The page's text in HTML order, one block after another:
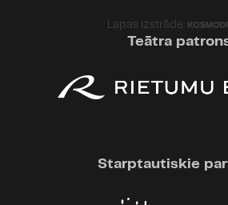
Lapas izstrāde:
Teātra
Starptautiskie